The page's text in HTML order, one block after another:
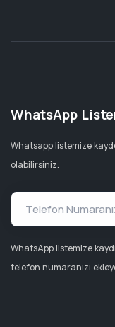
WhatsApp
Whatsapp listemize
olabilirsiniz.
WhatsApp listemize
telefon numaranızı